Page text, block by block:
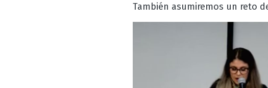
También asumiremos un reto